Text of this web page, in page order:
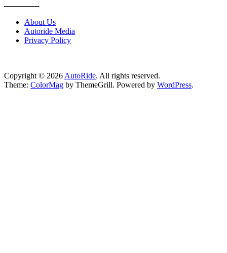
About Us
Autoride Media
Privacy Policy
Copyright © 2026 AutoRide. All rights reserved.
Theme: ColorMag by ThemeGrill. Powered by WordPress.